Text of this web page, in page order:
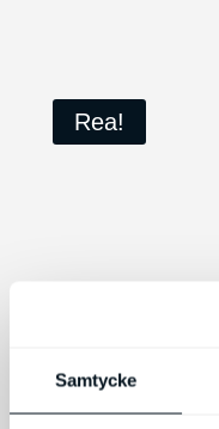
Samtycke
Rea!